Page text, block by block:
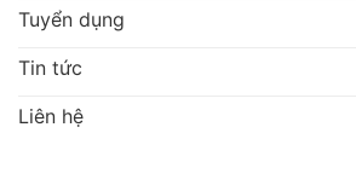
Tuyển dụng
Tin tức
Liên hệ